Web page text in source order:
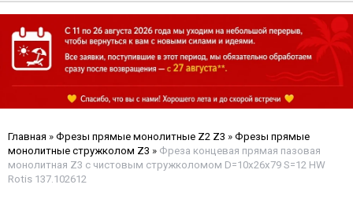
Главная » Фрезы прямые монолитные Z2 Z3 » Фрезы прямые
монолитные стружколом Z3 » Фреза концевая прямая пазовая
монолитная Z3 с чистовым стружколомом D=10x26x79 S=12 HW
Rotis 137.102612